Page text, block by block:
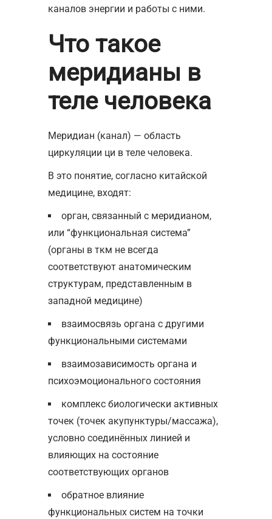
каналов энергии и работы с ними.
Что такое
меридианы в
теле человека
Меридиан (канал) — область
циркуляции ци в теле человека.
В это понятие, согласно китайской
медицине, входят:
орган, связанный с меридианом,
или “функциональная система”
(органы в ткм не всегда
соответствуют анатомическим
структурам, представленным в
западной медицине)
взаимосвязь органа с другими
функциональными системами
взаимозависимость органа и
психоэмоционального состояния
комплекс биологически активных
точек (точек акупунктуры/массажа),
условно соединённых линией и
влияющих на состояние
соответствующих органов
обратное влияние
функциональных систем на точки